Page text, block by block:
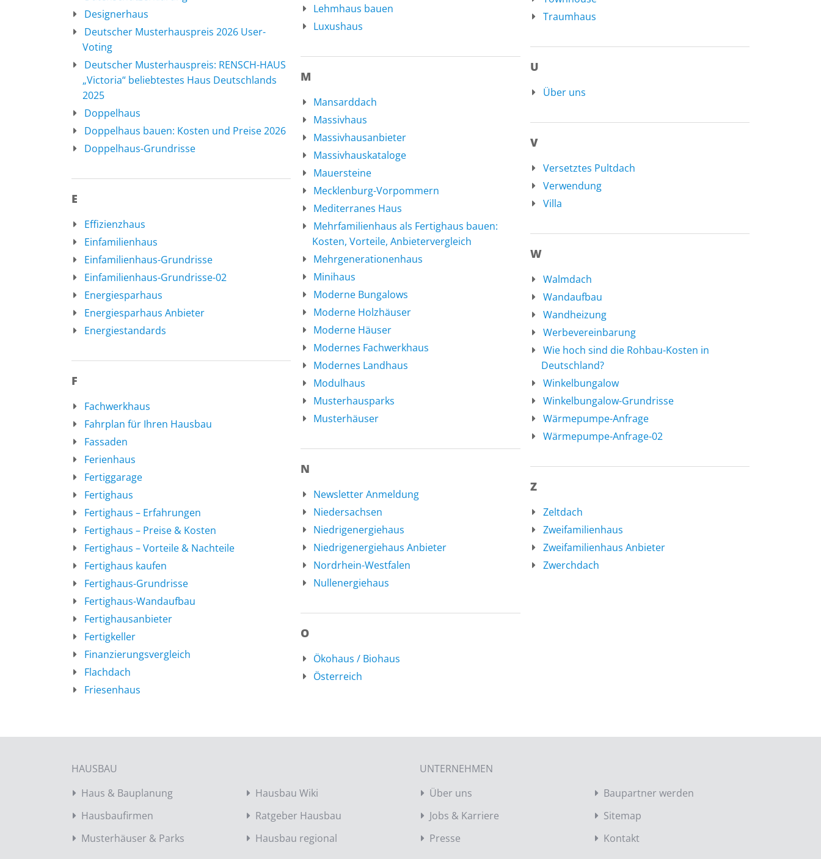
Designerhaus
Deutscher Musterhauspreis 2026 User-
Voting
Deutscher Musterhauspreis: RENSCH-HAUS
„Victoria“ beliebtestes Haus Deutschlands
2025
Doppelhaus
Doppelhaus bauen: Kosten und Preise 2026
Doppelhaus-Grundrisse
E
Effizienzhaus
Einfamilienhaus
Einfamilienhaus-Grundrisse
Einfamilienhaus-Grundrisse-02
Energiesparhaus
Energiesparhaus Anbieter
Energiestandards
F
Fachwerkhaus
Fahrplan für Ihren Hausbau
Fassaden
Ferienhaus
Fertiggarage
Fertighaus
Fertighaus – Erfahrungen
Fertighaus – Preise & Kosten
Fertighaus – Vorteile & Nachteile
Fertighaus kaufen
Fertighaus-Grundrisse
Fertighaus-Wandaufbau
Fertighausanbieter
Fertigkeller
Finanzierungsvergleich
Flachdach
Friesenhaus
Lehmhaus bauen
Luxushaus
M
Mansarddach
Massivhaus
Massivhausanbieter
Massivhauskataloge
Mauersteine
Mecklenburg-Vorpommern
Mediterranes Haus
Mehrfamilienhaus als Fertighaus bauen:
Kosten, Vorteile, Anbietervergleich
Mehrgenerationenhaus
Minihaus
Moderne Bungalows
Moderne Holzhäuser
Moderne Häuser
Modernes Fachwerkhaus
Modernes Landhaus
Modulhaus
Musterhausparks
Musterhäuser
N
Newsletter Anmeldung
Niedersachsen
Niedrigenergiehaus
Niedrigenergiehaus Anbieter
Nordrhein-Westfalen
Nullenergiehaus
O
Ökohaus / Biohaus
Österreich
Traumhaus
U
Über uns
V
Versetztes Pultdach
Verwendung
Villa
W
Walmdach
Wandaufbau
Wandheizung
Werbevereinbarung
Wie hoch sind die Rohbau-Kosten in
Deutschland?
Winkelbungalow
Winkelbungalow-Grundrisse
Wärmepumpe-Anfrage
Wärmepumpe-Anfrage-02
Z
Zeltdach
Zweifamilienhaus
Zweifamilienhaus Anbieter
Zwerchdach
HAUSBAU
Haus & Bauplanung
Hausbaufirmen
Musterhäuser & Parks
Hausbau Wiki
Ratgeber Hausbau
Hausbau regional
UNTERNEHMEN
Über uns
Jobs & Karriere
Presse
Baupartner werden
Sitemap
Kontakt